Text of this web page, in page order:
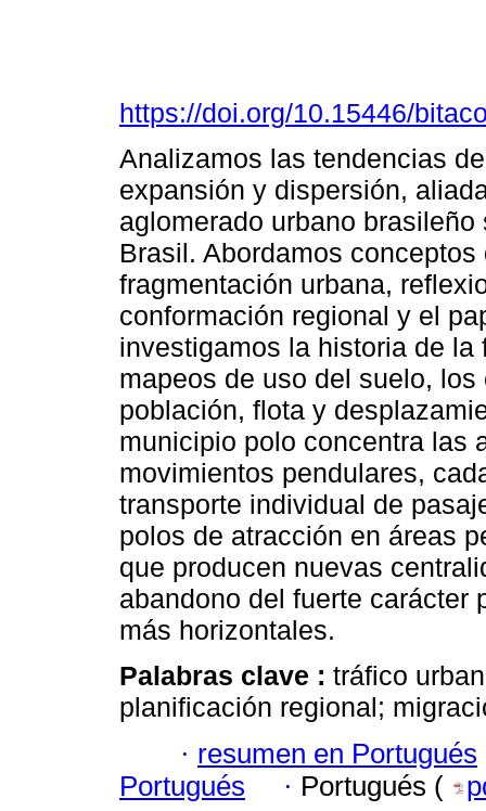
https://doi.org/10.15446/
Analizamos las tendencias
expansión y dispersión,
aglomerado urbano
Brasil. Abordamos
fragmentación urbana,
conformación regional y el
investigamos la historia de
mapeos de uso del suelo,
población, flota y
municipio polo concentra las
movimientos pendulares,
transporte individual de
polos de atracción en áreas
que producen nuevas
abandono del fuerte carácter
más horizontales.
Palabras clave : tráfico
planificación regional;
· resumen en Portugués
Portugués
· Portugués (